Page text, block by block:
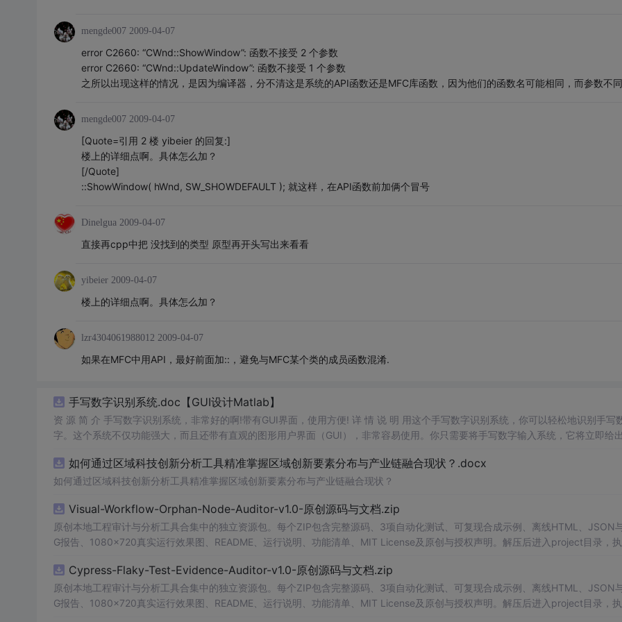
mengde007 2009-04-07
error C2660: “CWnd::ShowWindow”: 函数不接受 2 个参数
error C2660: “CWnd::UpdateWindow”: 函数不接受 1 个参数
之所以出现这样的情况，是因为编译器，分不清这是系统的API函数还是MFC库函数，因为他们的函数名可能相同，而参数不同
mengde007 2009-04-07
[Quote=引用 2 楼 yibeier 的回复:]
楼上的详细点啊。具体怎么加？
[/Quote]
::ShowWindow( hWnd, SW_SHOWDEFAULT ); 就这样，在API函数前加俩个冒号
Dinelgua 2009-04-07
直接再cpp中把 没找到的类型 原型再开头写出来看看
yibeier 2009-04-07
楼上的详细点啊。具体怎么加？
lzr4304061988012 2009-04-07
如果在MFC中用API，最好前面加::，避免与MFC某个类的成员函数混淆.
手写数字识别系统.doc【GUI设计Matlab】
资 源 简 介 手写数字识别系统，非常好的啊!带有GUI界面，使用方便! 详 情 说 明 用这个手写数字识别系统，你可以轻松地识别手写
字。这个系统不仅功能强大，而且还带有直观的图形用户界面（GUI），非常容易使用。你只需要将手写数字输入系统，它将立即给
便和实用的工具，你一定会喜欢它的！
如何通过区域科技创新分析工具精准掌握区域创新要素分布与产业链融合现状？.docx
如何通过区域科技创新分析工具精准掌握区域创新要素分布与产业链融合现状？
Visual-Workflow-Orphan-Node-Auditor-v1.0-原创源码与文档.zip
原创本地工程审计与分析工具合集中的独立资源包。每个ZIP包含完整源码、3项自动化测试、可复现合成示例、离线HTML、JSON
G报告、1080×720真实运行效果图、README、运行说明、功能清单、MIT License及原创与授权声明。解压后进入project目录，
源码、Logo、官方截图、论文、生产日志或其他受限素材。适合前端开发、AI应用工程、测试审计和课程实践。
Cypress-Flaky-Test-Evidence-Auditor-v1.0-原创源码与文档.zip
原创本地工程审计与分析工具合集中的独立资源包。每个ZIP包含完整源码、3项自动化测试、可复现合成示例、离线HTML、JSON
G报告、1080×720真实运行效果图、README、运行说明、功能清单、MIT License及原创与授权声明。解压后进入project目录，